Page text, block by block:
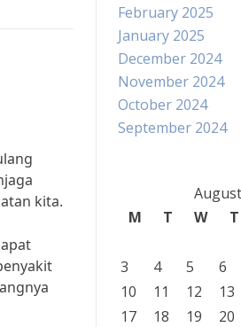
kita.
February 2025
January 2025
December 2024
November 2024
October 2024
September 2024
M
T W T
3
4 5 6
10
11 12 13
17
18 19 20